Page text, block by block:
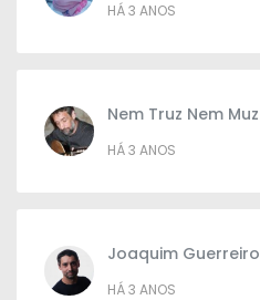
HÁ 3 ANOS
Nem Truz Nem Muz
HÁ 3 ANOS
Joaquim Guerreiro
HÁ 3 ANOS